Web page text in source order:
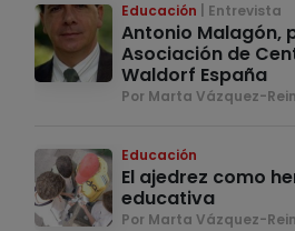
Educación Entrevista
Antonio Malagón,
Asociación de
Waldorf España
Por Marta Vázquez-
Educación
El ajedrez como
educativa
Por Marta Vázquez-